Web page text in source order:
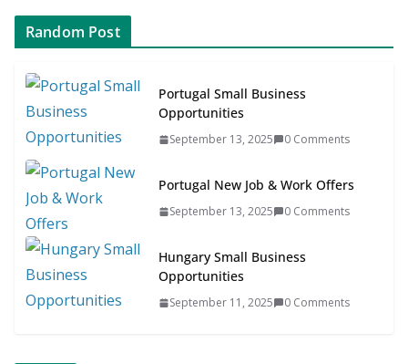
Random Post
Portugal Small Business
Opportunities
September 13, 2025 0 Comments
Portugal New Job & Work Offers
September 13, 2025 0 Comments
Hungary Small Business
Opportunities
September 11, 2025 0 Comments